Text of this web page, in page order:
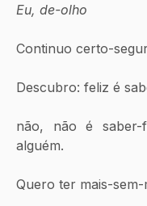
Eu, de-olho
Continuo certo-
Descubro: feliz é
não, não é
alguém.
Quero ter mais-sem-